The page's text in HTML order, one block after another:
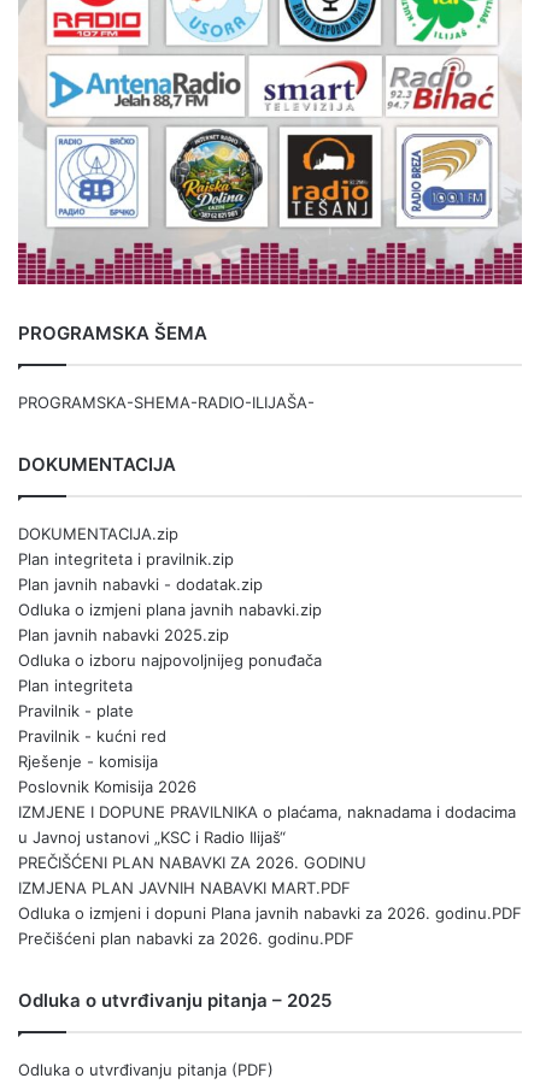
PROGRAMSKA ŠEMA
PROGRAMSKA-SHEMA-RADIO-ILIJAŠA-
DOKUMENTACIJA
DOKUMENTACIJA.zip
Plan integriteta i pravilnik.zip
Plan javnih nabavki - dodatak.zip
Odluka o izmjeni plana javnih nabavki.zip
Plan javnih nabavki 2025.zip
Odluka o izboru najpovoljnijeg ponuđača
Plan integriteta
Pravilnik - plate
Pravilnik - kućni red
Rješenje - komisija
Poslovnik Komisija 2026
IZMJENE I DOPUNE PRAVILNIKA o plaćama, naknadama i dodacima
u Javnoj ustanovi „KSC i Radio Ilijaš“
PREČIŠĆENI PLAN NABAVKI ZA 2026. GODINU
IZMJENA PLAN JAVNIH NABAVKI MART.PDF
Odluka o izmjeni i dopuni Plana javnih nabavki za 2026. godinu.PDF
Prečišćeni plan nabavki za 2026. godinu.PDF
Odluka o utvrđivanju pitanja – 2025
Odluka o utvrđivanju pitanja (PDF)